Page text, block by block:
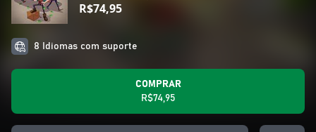
R$74,95
8 Idiomas com suporte
COMPRAR
R$74,95